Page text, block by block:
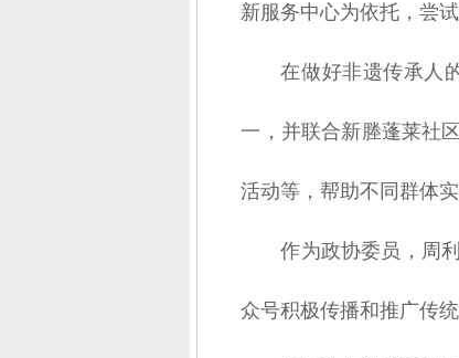
新服务中心为依托，尝
在做好非遗传承人
一，并联合新塍蓬莱社
活动等，帮助不同群体实
作为政协委员，周
众号积极传播和推广传